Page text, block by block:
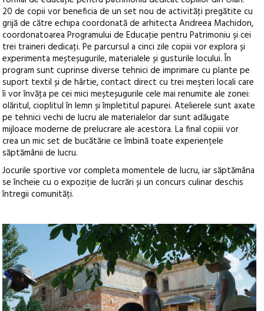
20 de copii vor beneficia de un set nou de activităţi pregătite cu
grijă de către echipa coordonată de arhitecta Andreea Machidon,
coordonatoarea Programului de Educaţie pentru Patrimoniu şi cei
trei traineri dedicaţi. Pe parcursul a cinci zile copiii vor explora și
experimenta meșteșugurile, materialele și gusturile locului. În
program sunt cuprinse diverse tehnici de imprimare cu plante pe
suport textil și de hârtie, contact direct cu trei meşteri locali care
îi vor învăţa pe cei mici meșteșugurile cele mai renumite ale zonei:
olăritul, cioplitul în lemn și împletitul papurei. Atelierele sunt axate
pe tehnici vechi de lucru ale materialelor dar sunt adăugate
mijloace moderne de prelucrare ale acestora. La final copiii vor
crea un mic set de bucătărie ce îmbină toate experiențele
săptămânii de lucru.
Jocurile sportive vor completa momentele de lucru, iar săptămâna
se încheie cu o expoziție de lucrări și un concurs culinar deschis
întregii comunități.